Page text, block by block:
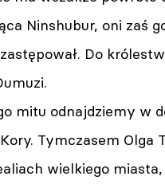
Ninshubur, oni zaś
Do
mitu odnajdziemy w
Tymczasem Olga
wielkiego